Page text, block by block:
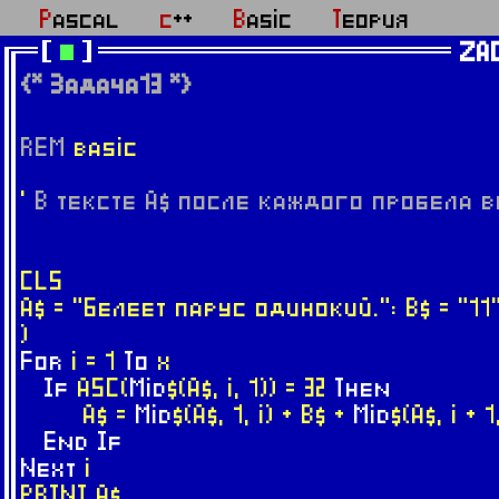
Pascal c++ Basic
Теория
{* Задача13 *}
REM basic
' В тексте A$ после каждого пробела
CLS
A$ = "Белеет парус одинокий.": B$ =
)
For i = 1 To x
If ASC( Mid$(A$, i, 1)) = 32 Then
A$ = Mid$(A$, 1, i) + B$ + Mid$(A$, i +
End If
Next i